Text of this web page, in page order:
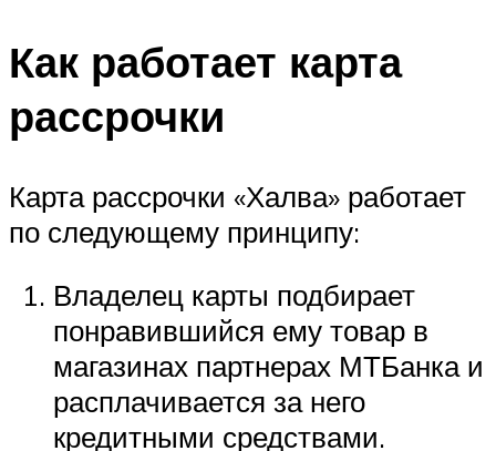
Как работает карта
рассрочки
Карта рассрочки «Халва» работает
по следующему принципу:
Владелец карты подбирает
понравившийся ему товар в
магазинах партнерах МТБанка и
расплачивается за него
кредитными средствами.